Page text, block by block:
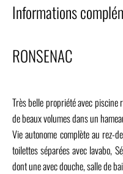
Informations
RONSENAC
Très belle propriété avec
de beaux volumes dans un
Vie autonome complète au rez-
toilettes séparées avec lavabo,
dont une avec douche, salle de